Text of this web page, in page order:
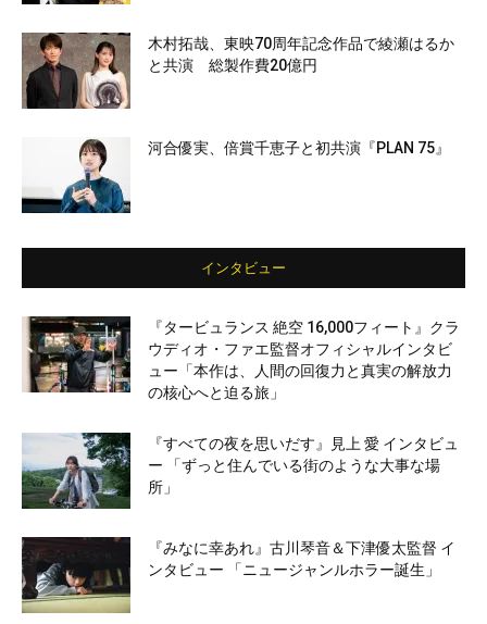
木村拓哉、東映70周年記念作品で綾瀬はるか
と共演 総製作費20億円
河合優実、倍賞千恵子と初共演『PLAN 75』
インタビュー
『タービュランス 絶空 16,000フィート』クラ
ウディオ・ファエ監督オフィシャルインタビ
ュー「本作は、人間の回復力と真実の解放力
の核心へと迫る旅」
『すべての夜を思いだす』見上 愛 インタビュ
ー 「ずっと住んでいる街のような大事な場
所」
『みなに幸あれ』古川琴音＆下津優太監督 イ
ンタビュー 「ニュージャンルホラー誕生」